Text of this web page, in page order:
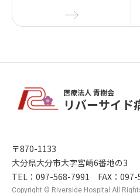
医療法人 青樹会
リバーサイド
〒870-1133
大分県大分市大字宮崎6番地の3
TEL：097-568-7991 FAX：097-
Copyright © Riverside Hospital All